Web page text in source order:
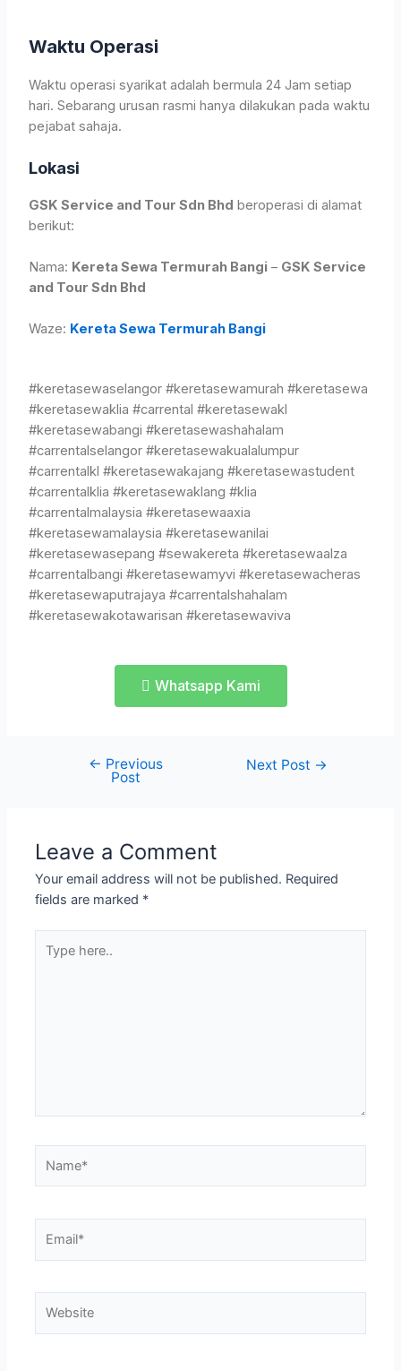
Waktu Operasi
Waktu operasi syarikat adalah bermula 24 Jam setiap
hari. Sebarang urusan rasmi hanya dilakukan pada waktu
pejabat sahaja.
Lokasi
GSK Service and Tour Sdn Bhd beroperasi di alamat
berikut:
Nama: Kereta Sewa Termurah Bangi – GSK Service
and Tour Sdn Bhd
Waze: Kereta Sewa Termurah Bangi
#keretasewaselangor #keretasewamurah #keretasewa
#keretasewaklia #carrental #keretasewakl
#keretasewabangi #keretasewashahalam
#carrentalselangor #keretasewakualalumpur
#carrentalkl #keretasewakajang #keretasewastudent
#carrentalklia #keretasewaklang #klia
#carrentalmalaysia #keretasewaaxia
#keretasewamalaysia #keretasewanilai
#keretasewasepang #sewakereta #keretasewaalza
#carrentalbangi #keretasewamyvi #keretasewacheras
#keretasewaputrajaya #carrentalshahalam
#keretasewakotawarisan #keretasewaviva
Whatsapp Kami
← Previous
Post
Next Post →
Leave a Comment
Your email address will not be published. Required
fields are marked *